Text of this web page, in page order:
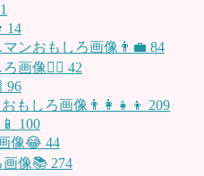
14
ンおもしろ画像👨‍💼 84
画像👱‍♀️ 42
96
もしろ画像👨‍👩‍👧‍👦 209
100
像😂 44
画像📚 274